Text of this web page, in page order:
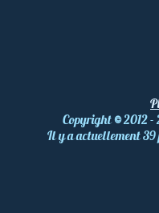
Copyright©2012 -
Il y a actuellement 39